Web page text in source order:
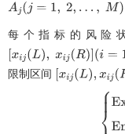
Aj(j=1 , 2 ,… M )
每个指标的风险
[xij(L), xi (R)](i=1, 2, …,
限制区间 [xij(L),xij (R)]
E xij=